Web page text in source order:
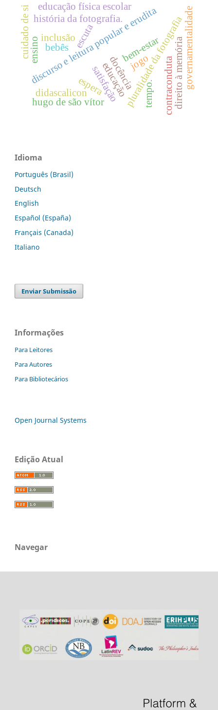
discurso e leitura popular e erudita
pluralidade da fotografia
história da fotografia.
escuta
jogo
espera direito à memória
docência governamentalidade
cuidado de si
contraconduta
tempo.
educação física escolar
inclusão bem-estar
satisfação
educação
ensino
hugo de são vítor
didascalicon
bebês
Idioma
Português (Brasil)
Deutsch
English
Español (España)
Français (Canada)
Italiano
Enviar Submissão
Informações
Para Leitores
Para Autores
Para Bibliotecários
Open Journal Systems
Edição Atual
Navegar